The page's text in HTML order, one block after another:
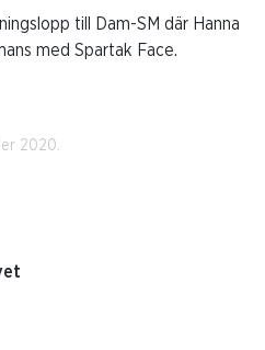
till Dam-SM där Hanna
med Spartak Face.
2020.